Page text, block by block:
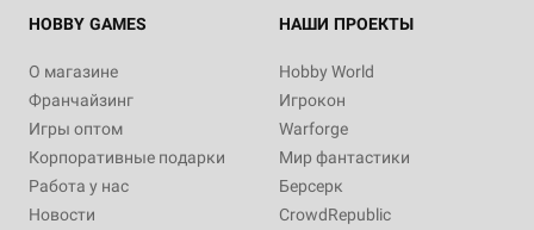
HOBBY GAMES
О магазине
Франчайзинг
Игры оптом
Корпоративные подарки
Работа у нас
Новости
НАШИ ПРОЕКТЫ
Hobby World
Игрокон
Warforge
Мир фантастики
Берсерк
CrowdRepublic